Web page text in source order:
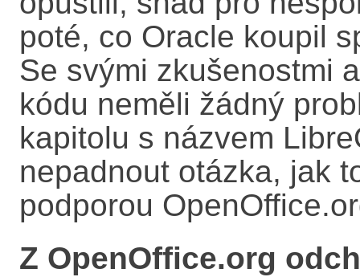
poté, co Oracle koupil
Se svými zkušenostmi
kódu neměli žádný
kapitolu s názvem
nepadnout otázka, jak
podporou
Z OpenOffice.org